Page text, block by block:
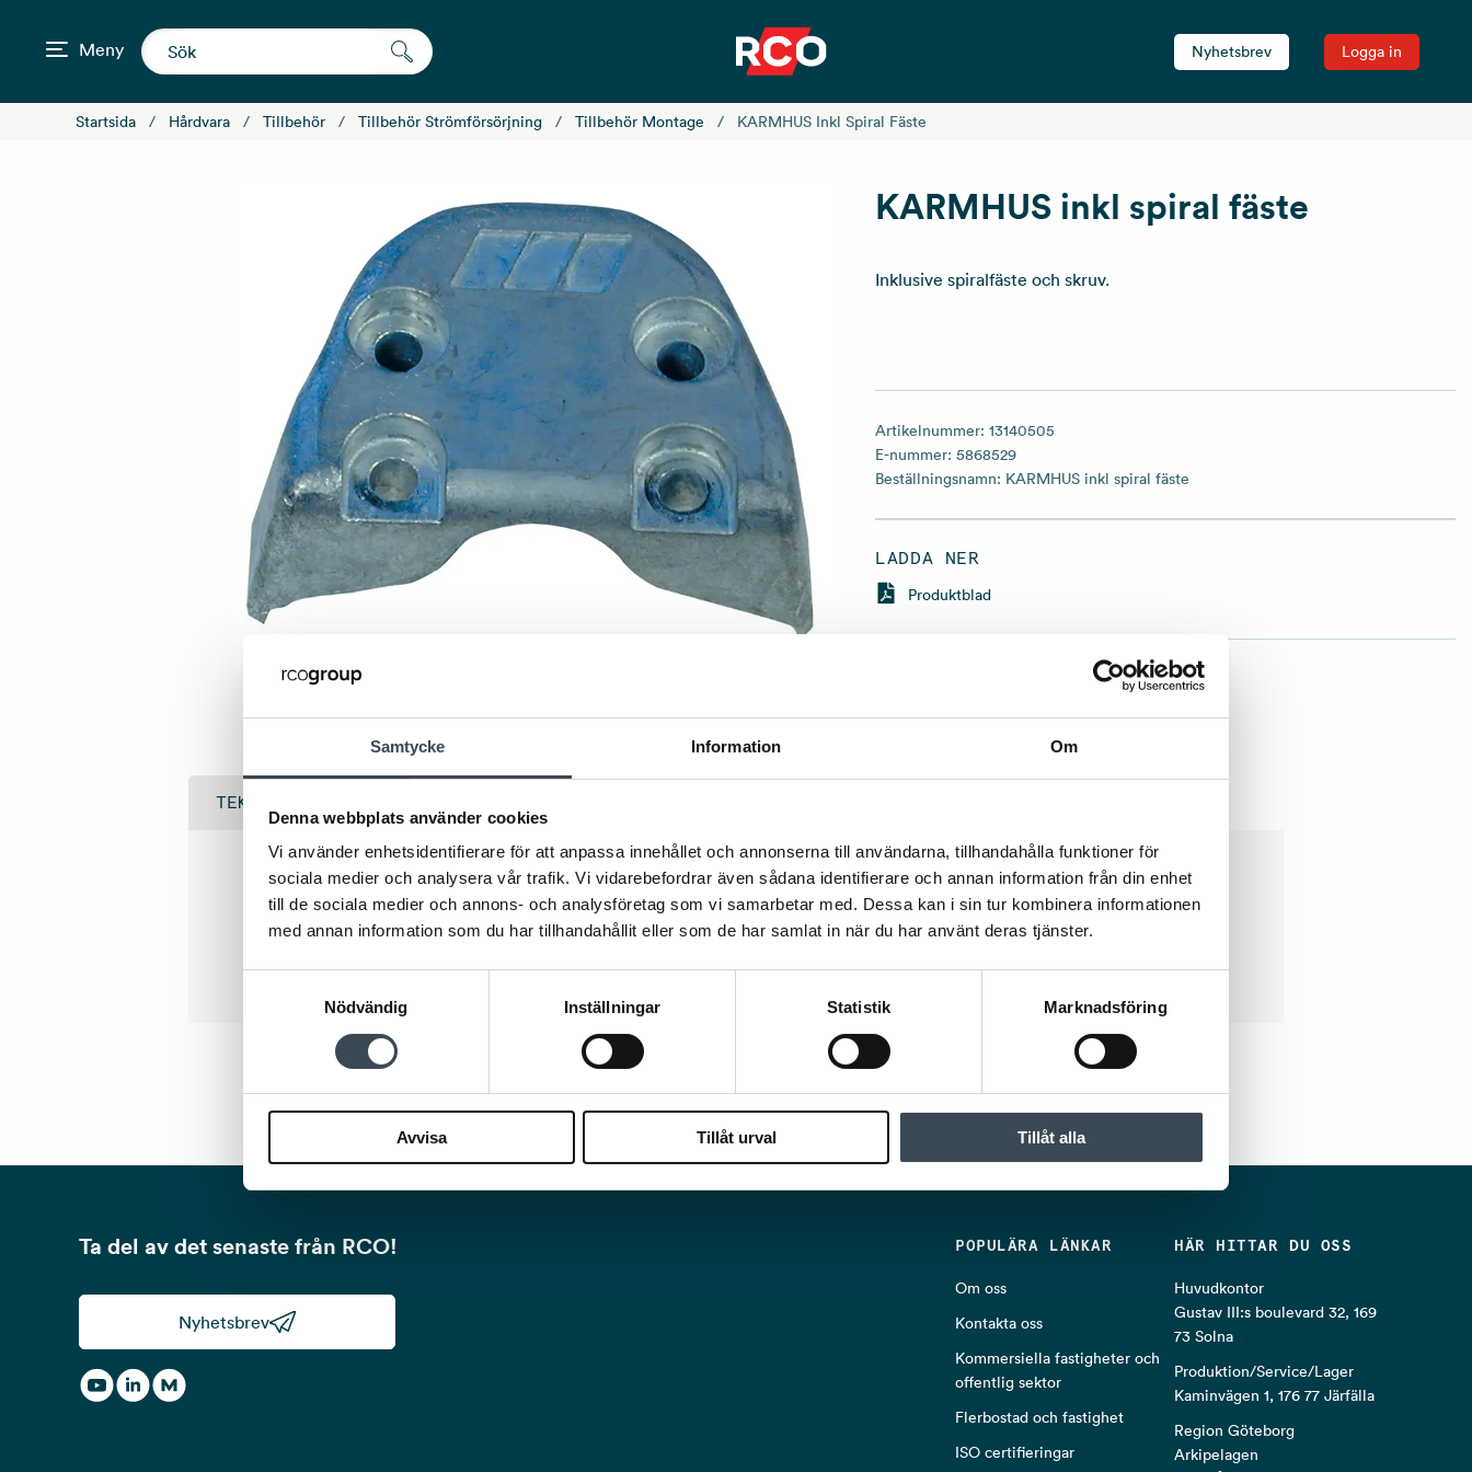
Samtycke Information Om
Denna webbplats använder cookies
Vi använder enhetsidentifierare för att anpassa innehållet och annonserna till användarna, tillhandahålla funktioner för
sociala medier och analysera vår trafik. Vi vidarebefordrar även sådana identifierare och annan information från din enhet
till de sociala medier och annons- och analysföretag som vi samarbetar med. Dessa kan i sin tur kombinera informationen
med annan information som du har tillhandahållit eller som de har samlat in när du har använt deras tjänster.
Nödvändig
Inställningar Statistik Marknadsföring
Avvisa Tillåt urval Tillåt alla
Meny Nyhetsbrev Logga in
Startsida Hårdvara Tillbehör Tillbehör Strömförsörjning Tillbehör Montage KARMHUS Inkl Spiral Fäste
KARMHUS inkl spiral fäste
Inklusive spiralfäste och skruv.
Artikelnummer: 13140505
E-nummer: 5868529
Beställningsnamn: KARMHUS inkl spiral fäste
LADDA NER
Produktblad
TEKNISK DATA
Teknisk data
Nettovikt 0,132
Ta del av det senaste från RCO!
Nyhetsbrev
POPULÄRA LÄNKAR
Om oss
Kontakta oss
Kommersiella fastigheter och
offentlig sektor
Flerbostad och fastighet
ISO certifieringar
HÄR HITTAR DU OSS
Huvudkontor
Gustav III:s boulevard 32, 169
73 Solna
Produktion/Service/Lager
Kaminvägen 1, 176 77 Järfälla
Region Göteborg
Arkipelagen